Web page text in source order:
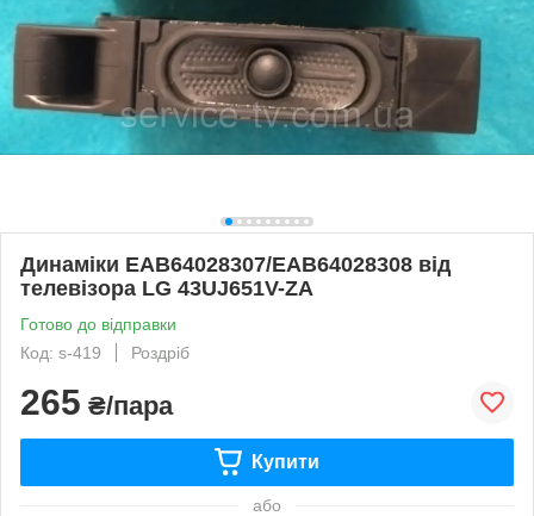
Динаміки EAB64028307/EAB64028308 від
телевізора LG 43UJ651V-ZA
Готово до відправки
Код: s-419
Роздріб
265 ₴/пара
Купити
або